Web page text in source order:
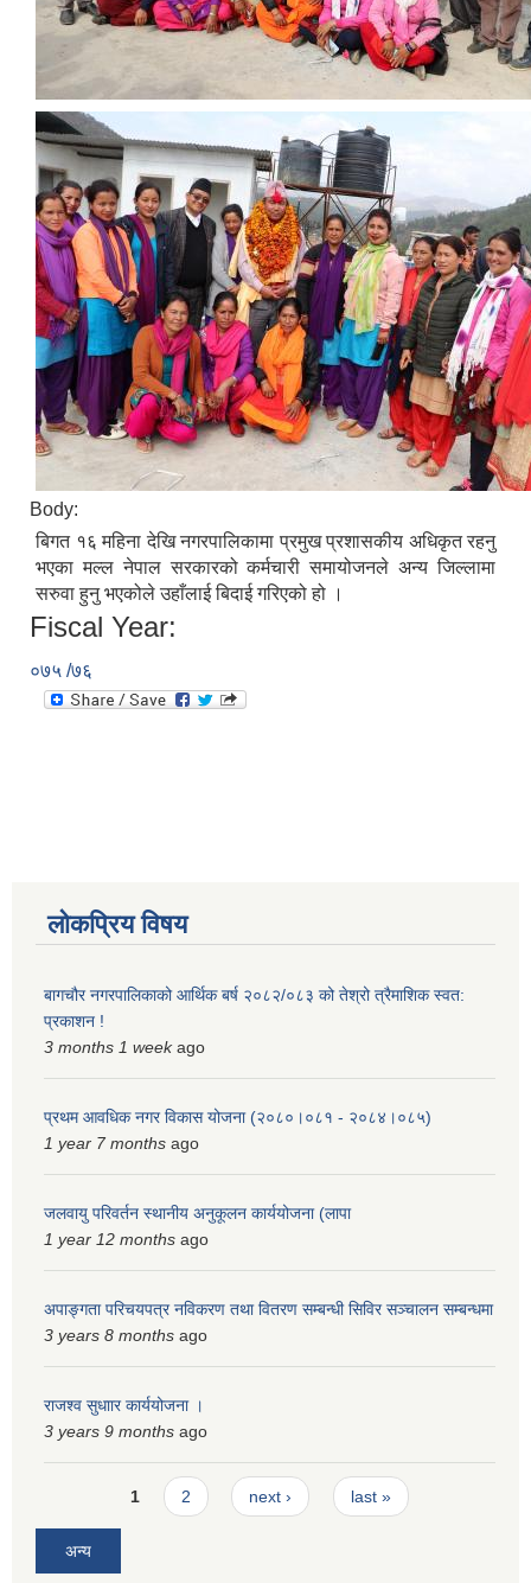
Body:
बिगत १६ महिना देखि नगरपालिकामा प्रमुख प्रशासकीय अधिकृत रहनु
भएका मल्ल नेपाल सरकारको कर्मचारी समायोजनले अन्य जिल्लामा
सरुवा हुनु भएकोले उहाँलाई बिदाई गरिएको हो ।
Fiscal Year:
०७५ /७६
लोकप्रिय विषय
बागचौर नगरपालिकाको आर्थिक बर्ष २०८२/०८३ को तेश्रो त्रैमाशिक स्वत:
प्रकाशन !
3 months 1 weekago
प्रथम आवधिक नगर विकास योजना (२०८०।०८१ - २०८४।०८५)
1 year 7 months ago
जलवायु परिवर्तन स्थानीय अनुकूलन कार्ययोजना (लापा
1 year 12 months ago
अपाङ्गता परिचयपत्र नविकरण तथा वितरण सम्बन्धी सिविर सञ्चालन सम्बन्धमा
3 years 8 months ago
राजश्व सुधाार कार्ययोजना ।
3 years 9 months ago
Pages1 2 next › last »
अन्य